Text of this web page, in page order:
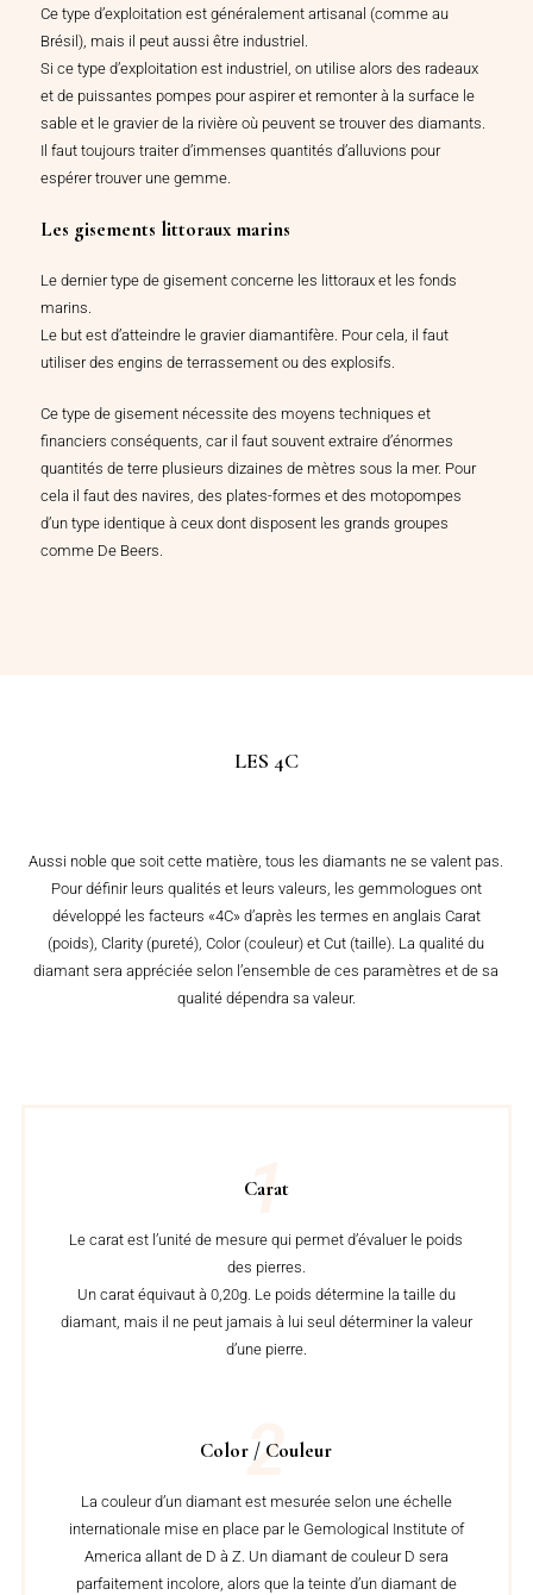
Ce type d’exploitation est généralement artisanal (comme au
Brésil), mais il peut aussi être industriel.
Si ce type d’exploitation est industriel, on utilise alors des radeaux
et de puissantes pompes pour aspirer et remonter à la surface le
sable et le gravier de la rivière où peuvent se trouver des diamants.
Il faut toujours traiter d’immenses quantités d’alluvions pour
espérer trouver une gemme.
Les gisements littoraux marins
Le dernier type de gisement concerne les littoraux et les fonds
marins.
Le but est d’atteindre le gravier diamantifère. Pour cela, il faut
utiliser des engins de terrassement ou des explosifs.
Ce type de gisement nécessite des moyens techniques et
financiers conséquents, car il faut souvent extraire d’énormes
quantités de terre plusieurs dizaines de mètres sous la mer. Pour
cela il faut des navires, des plates-formes et des motopompes
d’un type identique à ceux dont disposent les grands groupes
comme De Beers.
LES 4C
Aussi noble que soit cette matière, tous les diamants ne se valent pas.
Pour définir leurs qualités et leurs valeurs, les gemmologues ont
développé les facteurs «4C» d’après les termes en anglais Carat
(poids), Clarity (pureté), Color (couleur) et Cut (taille). La qualité du
diamant sera appréciée selon l’ensemble de ces paramètres et de sa
qualité dépendra sa valeur.
1
Carat
Le carat est l’unité de mesure qui permet d’évaluer le poids
des pierres.
Un carat équivaut à 0,20g. Le poids détermine la taille du
diamant, mais il ne peut jamais à lui seul déterminer la valeur
d’une pierre.
2
Color / Couleur
La couleur d’un diamant est mesurée selon une échelle
internationale mise en place par le Gemological Institute of
America allant de D à Z. Un diamant de couleur D sera
parfaitement incolore, alors que la teinte d’un diamant de